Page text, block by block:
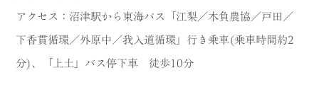
アクセス：沼津駅から東海バス「江梨／木負農協／戸田／
下香貫循環／外原中／我入道循環」行き乗車(乗車時間約2
分)、「上土」バス停下車 徒歩10分